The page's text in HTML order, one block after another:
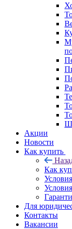
Акции
Новости
Как купить
Как
Для
Контакты
Вакансии